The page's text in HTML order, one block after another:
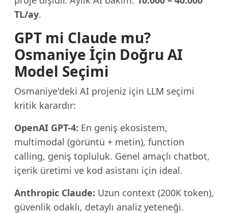
TL/ay.
GPT mi Claude mu?
Osmaniye İçin Doğru AI
Model Seçimi
Osmaniye'deki AI projeniz için LLM seçimi
kritik karardır:
OpenAI GPT-4: En geniş ekosistem,
multimodal (görüntü + metin), function
calling, geniş topluluk. Genel amaçlı chatbot,
içerik üretimi ve kod asistanı için ideal.
Anthropic Claude: Uzun context (200K token),
güvenlik odaklı, detaylı analiz yeteneği.